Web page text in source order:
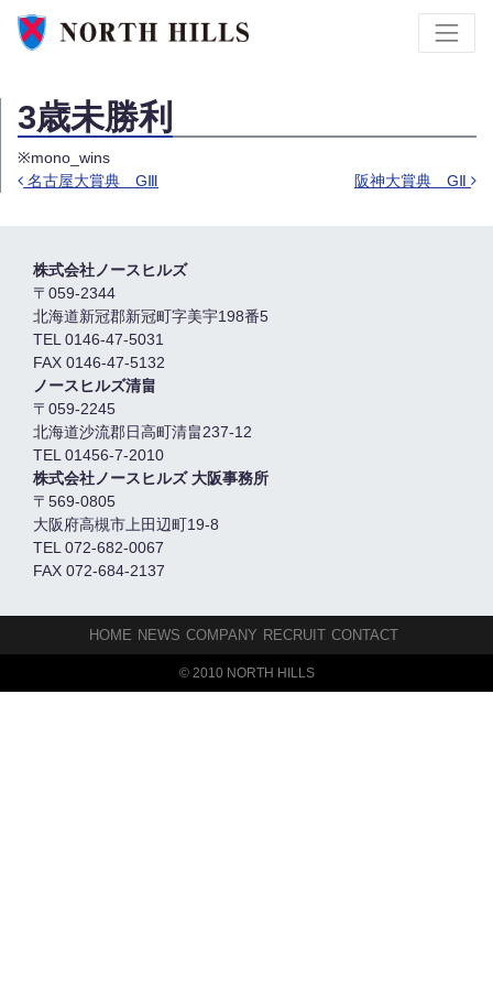
3歳未勝利
※mono_wins
名古屋大賞典 GⅢ 阪神大賞典 GⅡ
株式会社ノースヒルズ
〒059-2344
北海道新冠郡新冠町字美宇198番5
TEL 0146-47-5031
FAX 0146-47-5132
ノースヒルズ清畠
〒059-2245
北海道沙流郡日高町清畠237-12
TEL 01456-7-2010
株式会社ノースヒルズ 大阪事務所
〒569-0805
大阪府高槻市上田辺町19-8
TEL 072-682-0067
FAX 072-684-2137
HOME NEWS COMPANY RECRUIT CONTACT
© 2010 NORTH HILLS